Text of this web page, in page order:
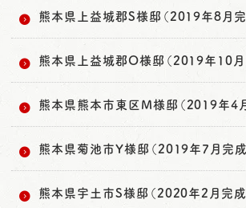
熊本県上益城郡S様邸（2019年8月完
熊本県上益城郡O様邸（2019年10月
熊本県熊本市東区M様邸（2019年4
熊本県菊池市Y様邸（2019年7月完成
熊本県宇土市S様邸（2020年2月完成